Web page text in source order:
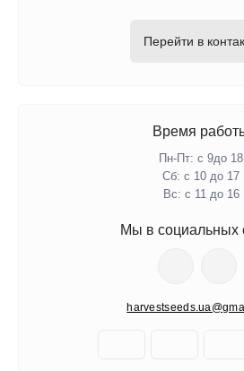
Перейти в
Время
Пн-Пт: с 9до 18
Сб: с 10 до 17
Вс: с 11 до 16
Мы в социальных